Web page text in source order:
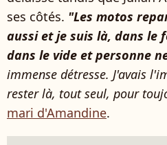
ses côtés. "Les motos
aussi et je suis là, dans le
dans le vide et personne
immense détresse. J'avais
rester là, tout seul, pour
mari d'Amandine.